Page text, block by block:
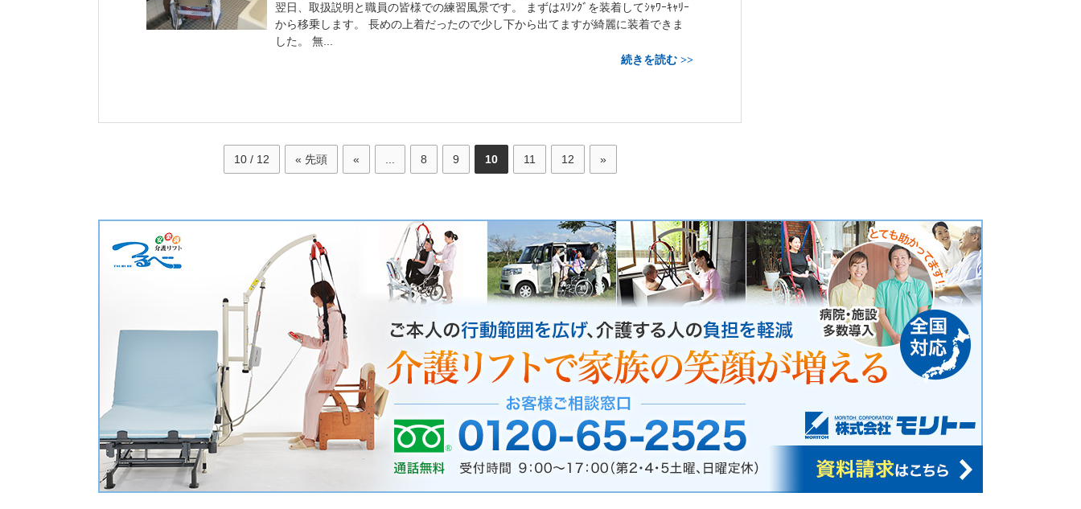
翌日、取扱説明と職員の皆様での練習風景です。 まずはｽﾘﾝｸﾞを装着してｼｬﾜｰｷｬﾘｰ
から移乗します。 長めの上着だったので少し下から出てますが綺麗に装着できま
した。 無...
続きを読む
10 / 12 « 先頭 « 8 9 10 11 12 »